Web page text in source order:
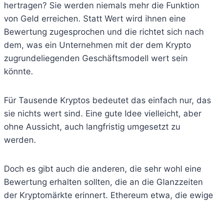
hertragen? Sie werden niemals mehr die Funktion
von Geld erreichen. Statt Wert wird ihnen eine
Bewertung zugesprochen und die richtet sich nach
dem, was ein Unternehmen mit der dem Krypto
zugrundeliegenden Geschäftsmodell wert sein
könnte.
Für Tausende Kryptos bedeutet das einfach nur, das
sie nichts wert sind. Eine gute Idee vielleicht, aber
ohne Aussicht, auch langfristig umgesetzt zu
werden.
Doch es gibt auch die anderen, die sehr wohl eine
Bewertung erhalten sollten, die an die Glanzzeiten
der Kryptomärkte erinnert. Ethereum etwa, die ewige